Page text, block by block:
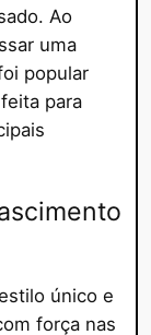
Ao
uma
popular
para
único e
força nas